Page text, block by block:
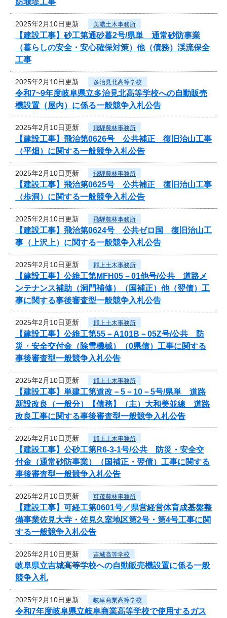
2025年2月10日更新 美濃土木事務所
【建設工事】砂工第通砂暮2号/県単 通常砂防事業
（暮らしの安全・安心確保対策）他（債務）渓流保全
工事
2025年2月10日更新 多治見北高等学校
令和7~9年度岐阜県立多治見北高等学校への自動販売
機設置（屋内）に係る一般競争入札公告
2025年2月10日更新 飛騨農林事務所
【建設工事】飛治第0626号 公共補正 復旧治山工事
（平畑）に関する一般競争入札公告
2025年2月10日更新 飛騨農林事務所
【建設工事】飛治第0625号 公共補正 復旧治山工事
（歩洞）に関する一般競争入札公告
2025年2月10日更新 飛騨農林事務所
【建設工事】飛治第0624号 公共ゼロ国 復旧治山工
事（上沢上）に関する一般競争入札公告
2025年2月10日更新 郡上土木事務所
【建設工事】公維工第MFH05－01他号/公共 道路メ
ンテナンス補助（洞門補修）（国補正）他（翌債）工
事に関する事後審査型一般競争入札公告
2025年2月10日更新 郡上土木事務所
【建設工事】公維工第55－A101B－05Z号/公共 防
災・安全交付金（除雪機械）（0県債）工事に関する
事後審査型一般競争入札公告
2025年2月10日更新 郡上土木事務所
【建設工事】単建工第道改－5－10－5号/県単 道路
新設改良（一般分）【債務】（主）大和美並線 道路
改良工事に関する事後審査型一般競争入札公告
2025年2月10日更新 郡上土木事務所
【建設工事】公砂工第R6-3-1号/公共 防災・安全交
付金（通常砂防事業）（国補正・翌債）工事に関する
事後審査型一般競争入札公告
2025年2月10日更新 可茂農林事務所
【建設工事】可経工第0601号／県営経営体育成基盤整
備事業佐見大寺・佐見久室地区第2号・第4号工事に関
する一般競争入札公告
2025年2月10日更新 吉城高等学校
岐阜県立吉城高等学校への自動販売機設置に係る一般
競争入札
2025年2月10日更新 岐阜商業高等学校
令和7年度岐阜県立岐阜商業高等学校で使用するガス